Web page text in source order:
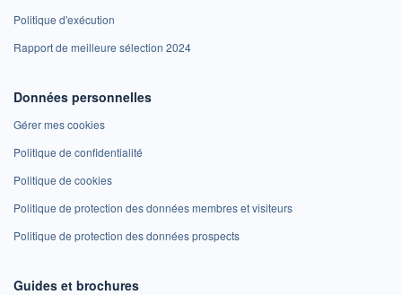
Politique d'exécution
Rapport de meilleure sélection 2024
Données personnelles
Gérer mes cookies
Politique de confidentialité
Politique de cookies
Politique de protection des données membres et visiteurs
Politique de protection des données prospects
Guides et brochures